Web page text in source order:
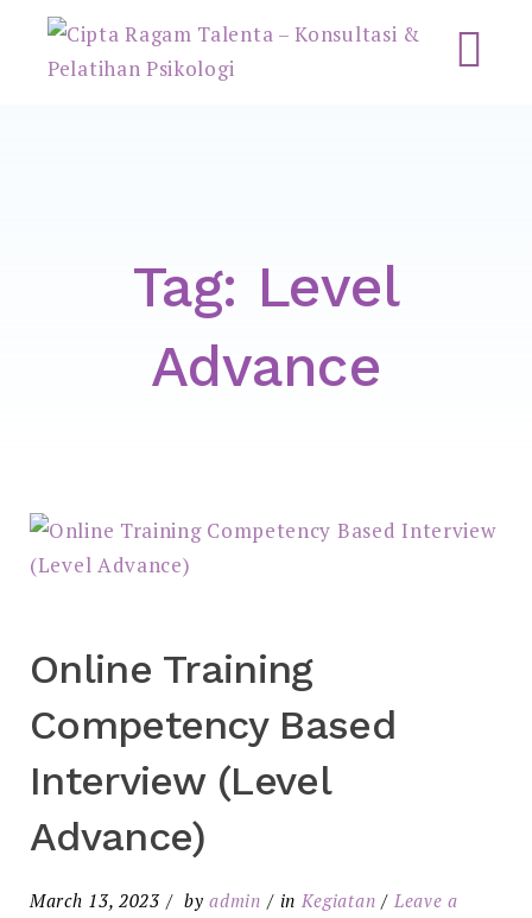
Cipta Ragam Talenta –
Konsultasi & Pelatihan
Psikologi
Tag: Level
Advance
Online Training
Competency Based
Interview (Level
Advance)
March 13, 2023 byadmin in Kegiatan
Leave a